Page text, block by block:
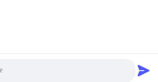
2022-2026 Shenzhen Yuantong Modern
Co., Ltd. . Все права защищены.